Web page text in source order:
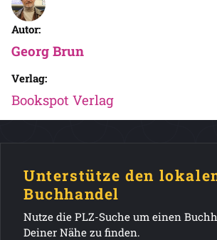
Autor:
Georg Brun
Verlag:
Bookspot Verlag
Unterstütze den
Buchhandel
Nutze die PLZ-Suche um einen
Deiner Nähe zu finden.